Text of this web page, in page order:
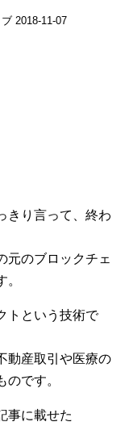
2018-11-07
きり言って、終わ
元のブロックチェ
トという技術で
動産取引や医療の
です。
事に載せた